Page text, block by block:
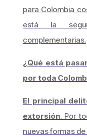
para Colombia
está la
complementarias.
¿Qué está
por toda
El principal
extorsión. Por
nuevas formas